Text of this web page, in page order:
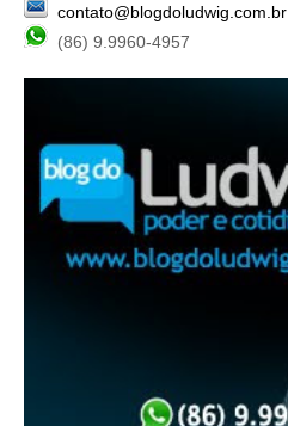
contato@blogdoludwig.com.br
(86) 9.9960-4957